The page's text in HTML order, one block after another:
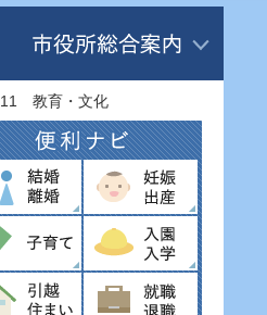
11 教育・文化